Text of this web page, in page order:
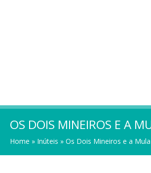
OS DOIS MINEIROS E A
Home » Inúteis » Os Dois Mineiros e a Mula